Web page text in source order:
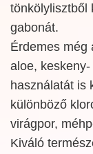
tönkölylisztből
gabonát.
Érdemes még
aloe,
használatát is
különböző
virágpor,
Kiváló